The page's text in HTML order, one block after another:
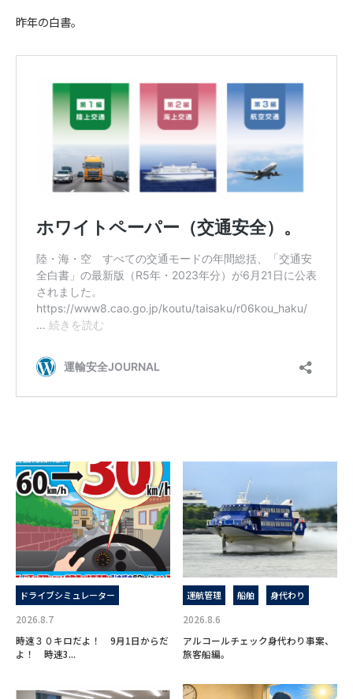
昨年の白書。
ドライブシミュレーター
2026.8.7
時速３０キロだよ！ 9月1日からだ
よ！ 時速3...
運航管理 船舶 身代わり
2026.8.6
アルコールチェック身代わり事案、
旅客船編。